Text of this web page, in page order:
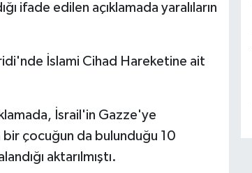
ifade edilen açıklamada yaralıların
İslami Cihad Hareketine ait
İsrail'in Gazze'ye
bir çocuğun da bulunduğu 10
aktarılmıştı.